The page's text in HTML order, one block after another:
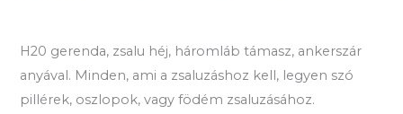
H20 gerenda, zsalu héj, háromláb támasz, ankerszár
anyával. Minden, ami a zsaluzáshoz kell, legyen szó
pillérek, oszlopok, vagy födém zsaluzásához.